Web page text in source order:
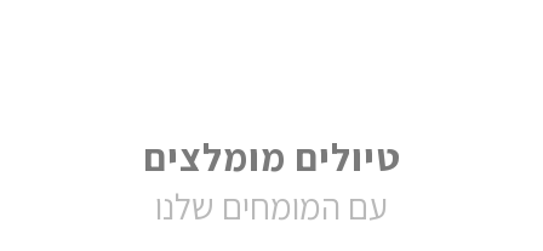
טיולים מומלצים
עם המומחים שלנו